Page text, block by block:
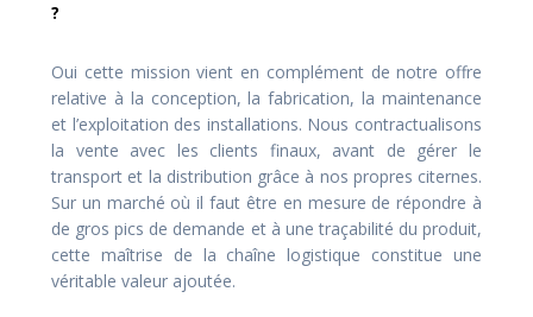
?
Oui cette mission vient en complément de notre offre
relative à la conception, la fabrication, la maintenance
et l’exploitation des installations. Nous contractualisons
la vente avec les clients finaux, avant de gérer le
transport et la distribution grâce à nos propres citernes.
Sur un marché où il faut être en mesure de répondre à
de gros pics de demande et à une traçabilité du produit,
cette maîtrise de la chaîne logistique constitue une
véritable valeur ajoutée.